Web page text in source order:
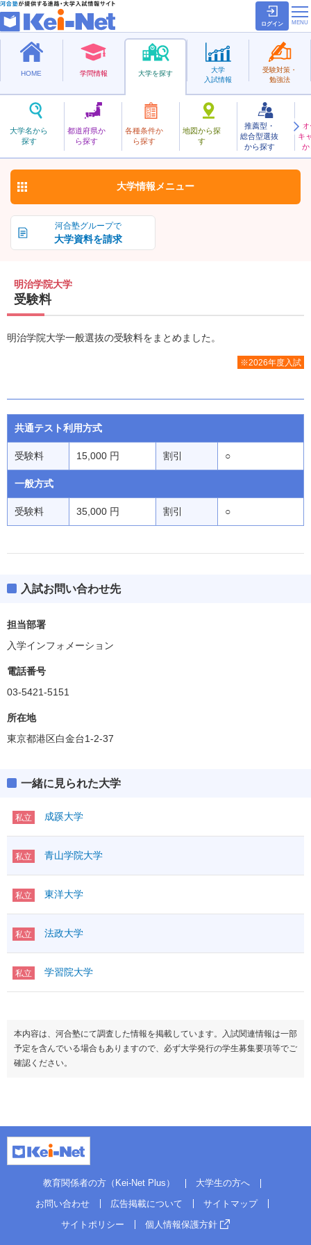
ログイン
HOME 学問情報 大学を探す
大学名から
探す
都道府県か
ら探す
各種条件か
ら探す
地図から探
す
推薦型・
総合型選抜
から探す
キ
か
大学
入試情報
受験対策・
勉強法
私立
めいじがくいん
明治学院大学 お気に入り
河合塾グループで
大学資料を請求
大学情報 メニュー
明治学院大学
受験料
明治学院大学一般選抜の受験料をまとめました。
※2026年度入試
共通テスト利用方式
受験料 15,000 円 割引 ○
一般方式
受験料 35,000 円 割引 ○
入試お問い合わせ先
担当部署
入学インフォメーション
電話番号
03-5421-5151
所在地
東京都港区白金台1-2-37
一緒に見られた大学
私立 成蹊大学
私立 青山学院大学
私立 東洋大学
私立 法政大学
私立 学習院大学
本内容は、河合塾にて調査した情報を掲載しています。入試関連情報は一部
予定を含んでいる場合もありますので、必ず大学発行の学生募集要項等でご
確認ください。
教育関係者の方（Kei-Net Plus）
大学生の方へ
お問い合わせ
広告掲載について
サイトマップ
サイトポリシー
個人情報保護方針